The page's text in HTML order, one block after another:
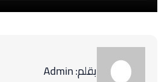
بقلم: Admin